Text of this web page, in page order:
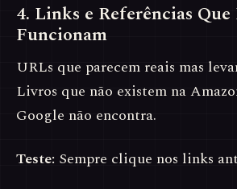
4. Links e Referências Que
Funcionam
URLs que parecem reais mas
Livros que não existem na
Google não encontra.
Teste: Sempre clique nos links